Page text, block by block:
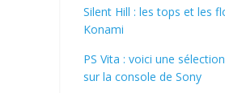
Silent Hill : les tops et les
Konami
PS Vita : voici une
sur la console de Sony